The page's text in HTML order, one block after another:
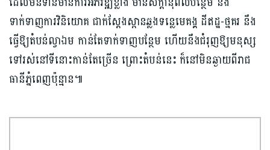
ទាក់ទាញការវិនិយោគ ជាក់ស្ដែងស្ពានឆ្លងទន្លេមេគង្គ ដីឥដ្ឋ-ថ្មគរ នឹង
ធ្វើឱ្យតំបន់ល្វាឯម កាន់តែទាក់ទាញបន្ថែម ហើយនឹងជំរុញឱ្យមនុស្ស
ទៅរស់នៅទីនោះកាន់តែច្រើន ព្រោះតំបន់នេះ ក៏នៅមិនឆ្ងាយពីរាជ
ធានីភ្នំពេញប៉ុន្មាន៕